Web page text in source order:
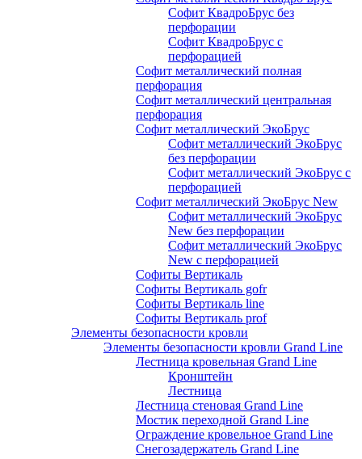
Софит КвадроБрус без
перфорации
Софит КвадроБрус с
перфорацией
Софит металлический полная
перфорация
Софит металлический центральная
перфорация
Софит металлический ЭкоБрус
Софит металлический ЭкоБрус
без перфорации
Софит металлический ЭкоБрус с
перфорацией
Софит металлический ЭкоБрус New
Софит металлический ЭкоБрус
New без перфорации
Софит металлический ЭкоБрус
New с перфорацией
Софиты Вертикаль
Софиты Вертикаль gofr
Софиты Вертикаль line
Софиты Вертикаль prof
Элементы безопасности кровли
Элементы безопасности кровли Grand Line
Лестница кровельная Grand Line
Кронштейн
Лестница
Лестница стеновая Grand Line
Мостик переходной Grand Line
Ограждение кровельное Grand Line
Снегозадержатель Grand Line